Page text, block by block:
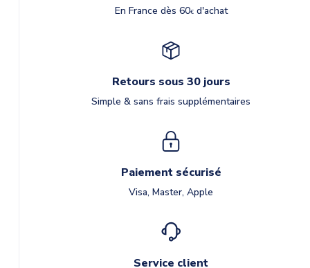
En France dès 60€d'achat
Retours sous 30 jours
Simple & sans frais supplémentaires
Paiement sécurisé
Visa, Master, Apple
Service client